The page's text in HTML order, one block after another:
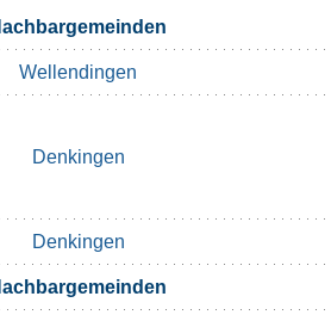
Wellendingen
Denkingen
Denkingen